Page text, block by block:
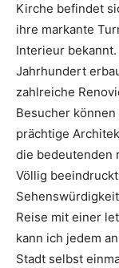
Kirche befindet
ihre markante
Interieur
Jahrhundert
zahlreiche
Besucher
prächtige
die bedeutenden
Völlig
Reise mit einer
kann ich jedem
Stadt selbst